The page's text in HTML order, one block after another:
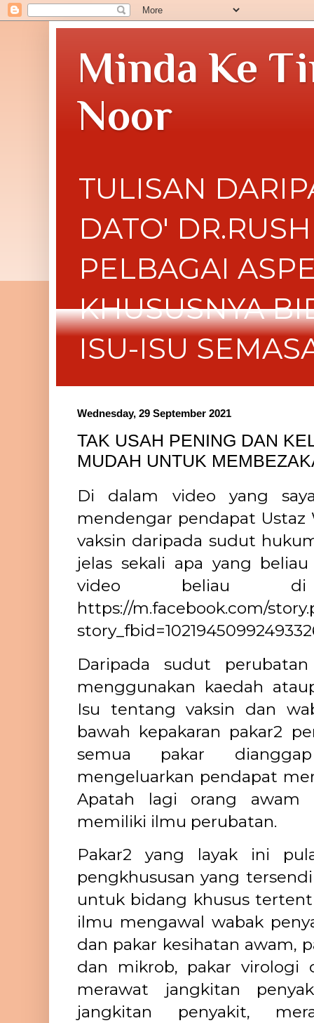
Minda Ke
Noor
TULISAN
DATO'
PELBAGAI
KHUSUSNYA
ISU-ISU
Wednesday, 29 September 2021
TAK USAH PENING DAN
MUDAH UNTUK
Di dalam video yang
mendengar pendapat Ustaz
vaksin daripada sudut
jelas sekali apa yang
video beliau
https://m.facebook.com/
Daripada sudut
menggunakan kaedah
Isu tentang vaksin dan
bawah kepakaran pakar2
semua pakar
mengeluarkan pendapat
Apatah lagi orang
memiliki ilmu perubatan.
Pakar2 yang layak ini
pengkhususan yang
untuk bidang khusus
ilmu mengawal wabak
dan pakar kesihatan awam,
dan mikrob, pakar virologi
merawat jangkitan
jangkitan penyakit,